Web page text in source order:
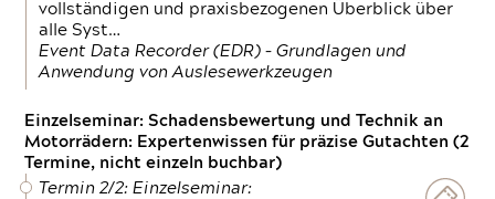
vollständigen und praxisbezogenen Überblick über
alle Syst…
Event Data Recorder (EDR) – Grundlagen und
Anwendung von Auslesewerkzeugen
Einzelseminar: Schadensbewertung und Technik an
Motorrädern: Expertenwissen für präzise Gutachten (2
Termine, nicht einzeln buchbar)
Termin 2/2: Einzelseminar: